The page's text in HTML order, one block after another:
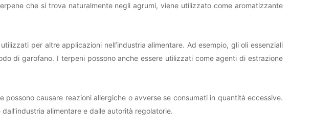
che si trova naturalmente negli agrumi, viene utilizzato come aromatizzante
per altre applicazioni nell’industria alimentare. Ad esempio, gli oli essenziali
di garofano. I terpeni possono anche essere utilizzati come agenti di estrazione
causare reazioni allergiche o avverse se consumati in quantità eccessive.
alimentare e dalle autorità regolatorie.